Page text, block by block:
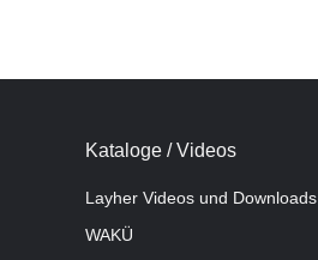
Kataloge / Videos
Layher Videos und Downloads
WAKÜ